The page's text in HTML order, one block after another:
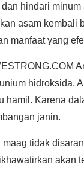
hindari
asam kembali
manfaat yang
hidroksida.
hamil. Karena
janin.
tidak
akan